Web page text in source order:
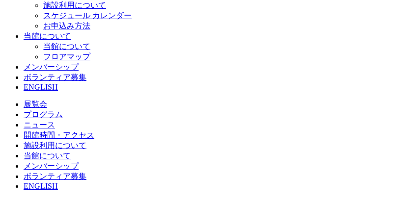
施設利用について
スケジュール カレンダー
お申込み方法
当館について
当館について
フロアマップ
メンバーシップ
ボランティア募集
ENGLISH
展覧会
プログラム
ニュース
開館時間・アクセス
施設利用について
当館について
メンバーシップ
ボランティア募集
ENGLISH